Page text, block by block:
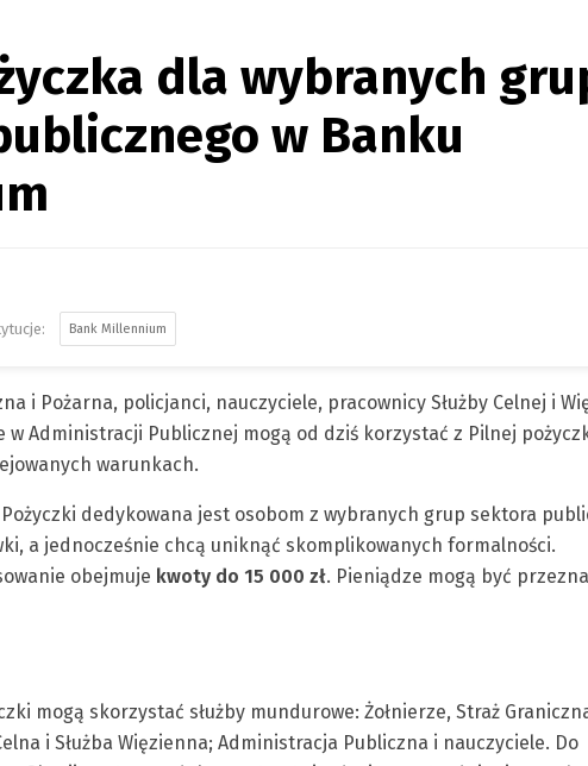
dla wybranych
w Banku
Bank Millennium
i Pożarna, policjanci, nauczyciele, pracownicy Służby Celnej i
Administracji Publicznej mogą od dziś korzystać z Pilnej
warunkach.
dedykowana jest osobom z wybranych grup sektora
a jednocześnie chcą uniknąć skomplikowanych formalności.
obejmuje kwoty do 15 000 zł. Pieniądze mogą być
mogą skorzystać służby mundurowe: Żołnierze, Straż
i Służba Więzienna; Administracja Publiczna i nauczyciele. Do